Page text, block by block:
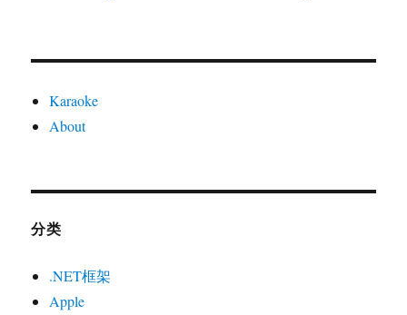
Karaoke
About
分类
.NET框架
Apple